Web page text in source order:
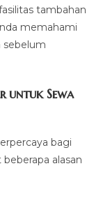
tambahan
memahami
sebelum
untuk Sewa
bagi
alasan